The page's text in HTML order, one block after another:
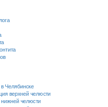
Челябинске
верхней челюсти
челюсти